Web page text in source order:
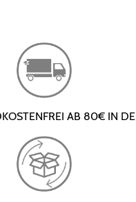
AB 80€ IN DE